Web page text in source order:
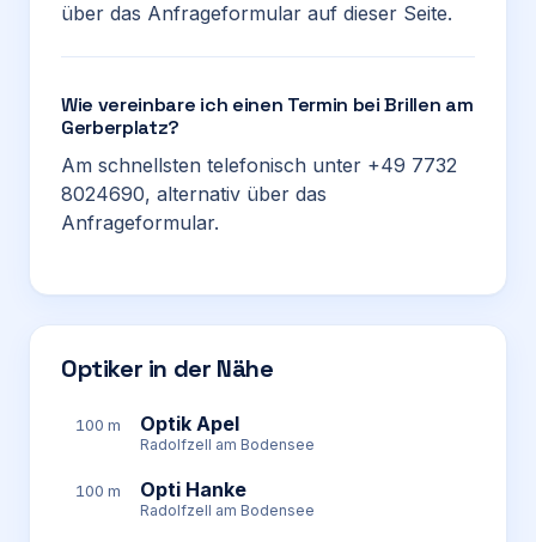
über das Anfrageformular auf dieser Seite.
Wie vereinbare ich einen Termin bei Brillen am
Gerberplatz?
Am schnellsten telefonisch unter +49 7732
8024690, alternativ über das
Anfrageformular.
Optiker in der Nähe
100 m Optik Apel
Radolfzell am Bodensee
100 m Opti Hanke
Radolfzell am Bodensee